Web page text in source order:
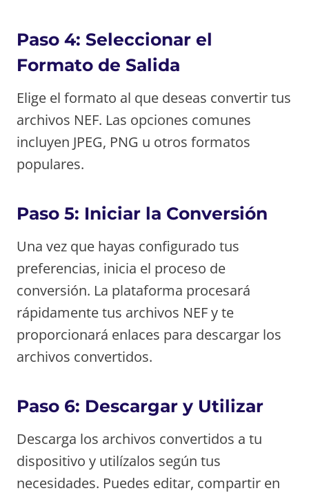
Paso 4: Seleccionar el
Formato de Salida
Elige el formato al que deseas convertir tus
archivos NEF. Las opciones comunes
incluyen JPEG, PNG u otros formatos
populares.
Paso 5: Iniciar la Conversión
Una vez que hayas configurado tus
preferencias, inicia el proceso de
conversión. La plataforma procesará
rápidamente tus archivos NEF y te
proporcionará enlaces para descargar los
archivos convertidos.
Paso 6: Descargar y Utilizar
Descarga los archivos convertidos a tu
dispositivo y utilízalos según tus
necesidades. Puedes editar, compartir en